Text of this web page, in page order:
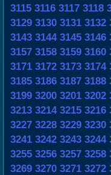
3115 3116 3117 3118
3129 3130 3131 3132
3143 3144 3145 3146
3157 3158 3159 3160
3171 3172 3173 3174
3185 3186 3187 3188
3199 3200 3201 3202
3213 3214 3215 3216
3227 3228 3229 3230
3241 3242 3243 3244
3255 3256 3257 3258
3269 3270 3271 3272